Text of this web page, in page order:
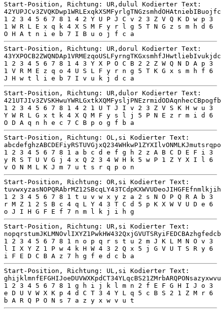
Start-Position, Richtung: UR,dulul Kodierter Text:
1 2 3 4 5 6 7 8 1 4 2 Y U P J C v 2 3 Z V Q K D w p 3
1 W R L E x q k 4 X S M F y r l g 5 T N G z s m h d 6
O H A t n i e b 7 I B u o j f c a
Start-Position, Richtung: UR,dorul Kodierter Text:
1 2 3 4 5 6 7 8 1 4 3 Y X P O C B 2 2 Z W Q N D A p 3
1 V R M E z q o 4 U S L F y r n g 5 T K G x s m h f 6
J H w t l i e b 7 I v u k j d c a
Start-Position, Richtung: UR,dulor Kodierter Text:
1 2 3 4 5 6 7 8 1 4 2 1 U T J I v 2 3 Z V S K H w u 3
Y W R L G x t k 4 X Q M F y s l j 5 P N E z r m i d 6
O D A q n h e c 7 C B p o g f b a
Start-Position, Richtung: OL,si Kodierter Text:
1 2 3 4 5 6 7 8 1 a b c d e f g h 2 z A B C D E F i 3
y R S T U V G j 4 x Q 2 3 4 W H k 5 w P 1 Z Y X I l 6
v O N M L K J m 7 u t s r q p o n
Start-Position, Richtung: OR,si Kodierter Text:
1 2 3 4 5 6 7 8 1 t u v w x y z a 2 s N O P Q R A b 3
r M Z 1 2 S B c 4 q L Y 4 3 T C d 5 p K X W V U D e 6
o J I H G F E f 7 n m l k j i h g
Start-Position, Richtung: UR,si Kodierter Text:
1 2 3 4 5 6 7 8 1 n o p q r s t u 2 m J K L M N O v 3
l I X Y Z 1 P w 4 k H W 4 3 2 Q x 5 j G V U T S R y 6
i F E D C B A z 7 h g f e d c b a
Start-Position, Richtung: UL,si Kodierter Text:
1 2 3 4 5 6 7 8 1 g h i j k l m n 2 f E F G H I J o 3
e D U V W X K p 4 d C T 3 4 Y L q 5 c B S 2 1 Z M r 6
b A R Q P O N s 7 a z y x w v u t